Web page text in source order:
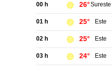
00 h 26°Sureste
01 h 25° Este
02 h 25° Este
03 h 24° Este